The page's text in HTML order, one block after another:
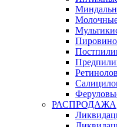
РАСПРОДАЖА